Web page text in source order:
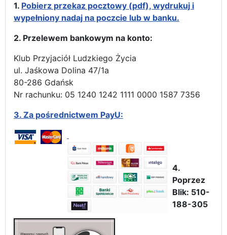
1. Pobierz przekaz pocztowy (pdf), wydrukuj i
wypełniony nadaj na poczcie lub w banku.
2. Przelewem bankowym na konto:
Klub Przyjaciół Ludzkiego Życia
ul. Jaśkowa Dolina 47/1a
80-286 Gdańsk
Nr rachunku: 05 1240 1242 1111 0000 1587 7356
3. Za pośrednictwem PayU:
4.
Poprzez
Blik: 510-
188-305